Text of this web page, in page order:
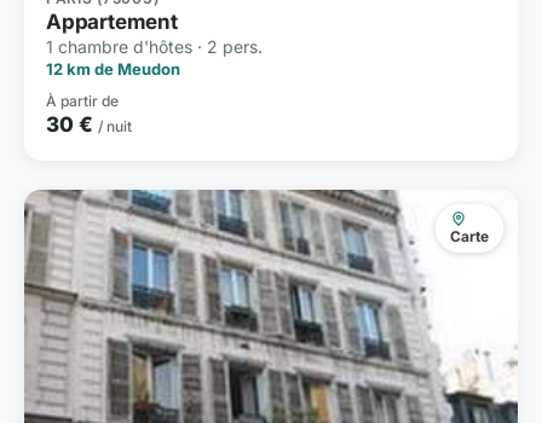
Appartement
1 chambre d'hôtes · 2 pers.
12 km de Meudon
À partir de
30 € / nuit
Carte